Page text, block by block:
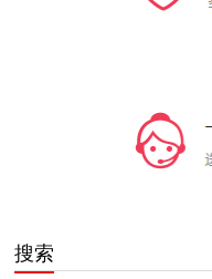
搜索